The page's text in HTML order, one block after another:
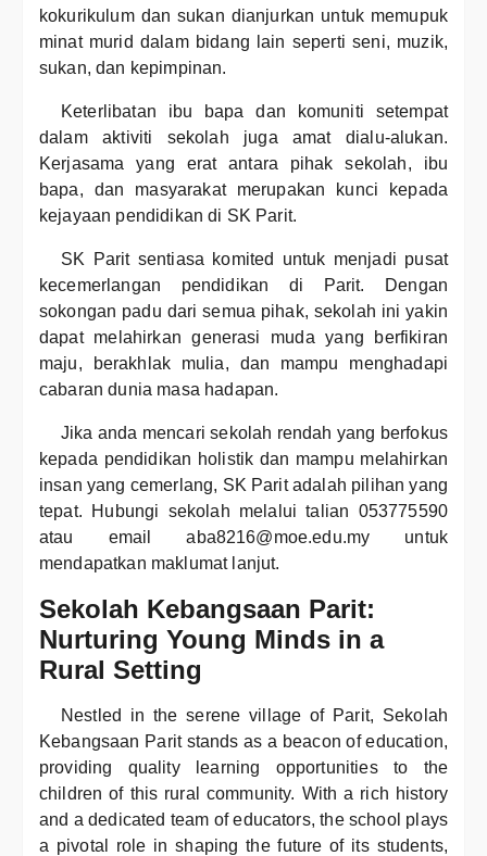
kokurikulum dan sukan dianjurkan untuk memupuk
minat murid dalam bidang lain seperti seni, muzik,
sukan, dan kepimpinan.
Keterlibatan ibu bapa dan komuniti setempat
dalam aktiviti sekolah juga amat dialu-alukan.
Kerjasama yang erat antara pihak sekolah, ibu
bapa, dan masyarakat merupakan kunci kepada
kejayaan pendidikan di SK Parit.
SK Parit sentiasa komited untuk menjadi pusat
kecemerlangan pendidikan di Parit. Dengan
sokongan padu dari semua pihak, sekolah ini yakin
dapat melahirkan generasi muda yang berfikiran
maju, berakhlak mulia, dan mampu menghadapi
cabaran dunia masa hadapan.
Jika anda mencari sekolah rendah yang berfokus
kepada pendidikan holistik dan mampu melahirkan
insan yang cemerlang, SK Parit adalah pilihan yang
tepat. Hubungi sekolah melalui talian 053775590
atau email aba8216@moe.edu.my untuk
mendapatkan maklumat lanjut.
Sekolah Kebangsaan Parit:
Nurturing Young Minds in a
Rural Setting
Nestled in the serene village of Parit, Sekolah
Kebangsaan Parit stands as a beacon of education,
providing quality learning opportunities to the
children of this rural community. With a rich history
and a dedicated team of educators, the school plays
a pivotal role in shaping the future of its students,